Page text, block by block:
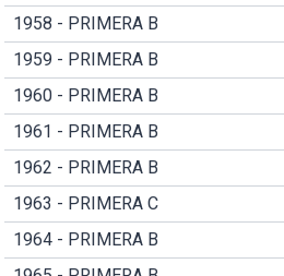
1958 - PRIMERA B
1959 - PRIMERA B
1960 - PRIMERA B
1961 - PRIMERA B
1962 - PRIMERA B
1963 - PRIMERA C
1964 - PRIMERA B